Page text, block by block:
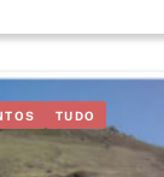
TUDO